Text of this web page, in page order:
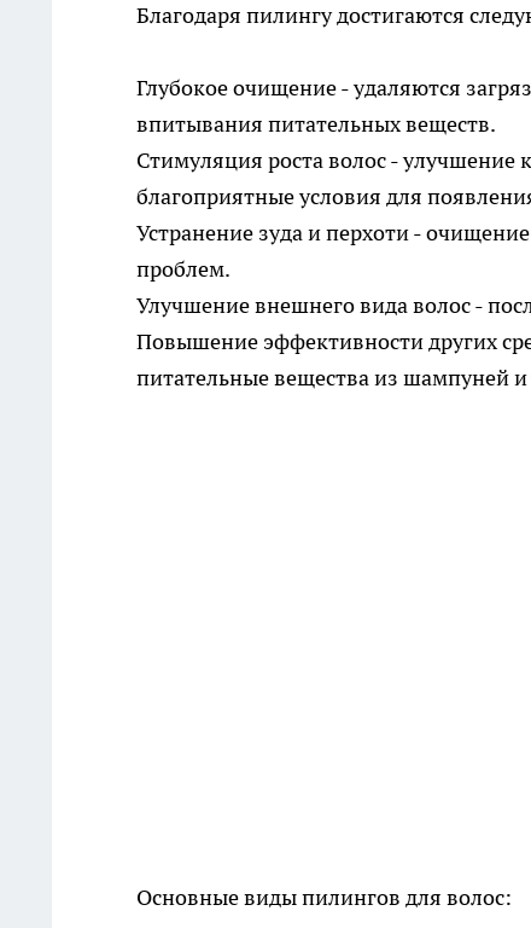
Благодаря пилингу достигаются
Глубокое очищение - удаляются
впитывания питательных веществ.
Стимуляция роста волос -
благоприятные условия для
Устранение зуда и перхоти -
проблем.
Улучшение внешнего вида волос -
Повышение эффективности других
питательные вещества из шампуней
Основные виды пилингов для волос: